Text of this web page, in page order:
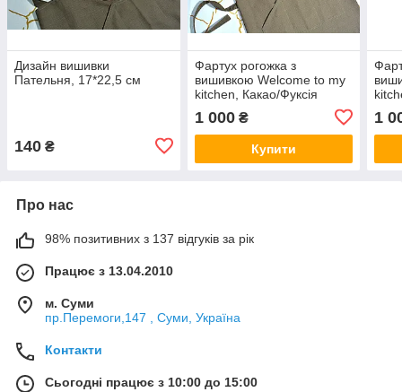
Дизайн вишивки
Пательня, 17*22,5 см
140 ₴
Фартух рогожка з
вишивкою Welcome to my
kitchen, Какао/Фуксія
1 000₴
Купити
1
Про нас
98% позитивних з 137 відгуків за рік
Працює з 13.04.2010
м. Суми
пр.Перемоги,147 , Суми, Україна
Контакти
Сьогодні працює з 10:00 до 15:00